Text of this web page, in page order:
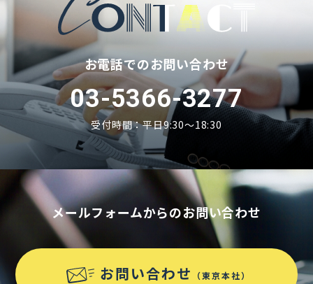
お電話でのお問い合わせ
03-5366-3277
受付時間：平日9:30〜18:30
メールフォームからのお問い合わせ
お問い合わせ （東京本社）